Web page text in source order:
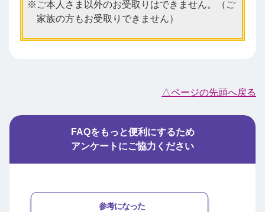
ご本人さま以外のお受取りはできません。（ご
家族の方もお受取りできません）
△ページの先頭へ戻る
FAQをもっと便利にするため
アンケートにご協力ください
参考になった